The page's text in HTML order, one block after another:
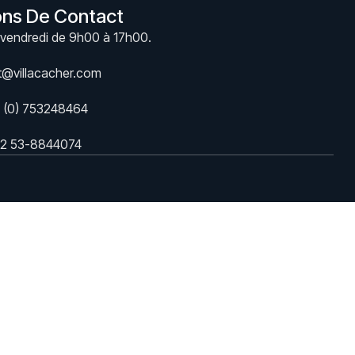
De Contact
de 9h00 à 17h00.
753248464
53-8844074